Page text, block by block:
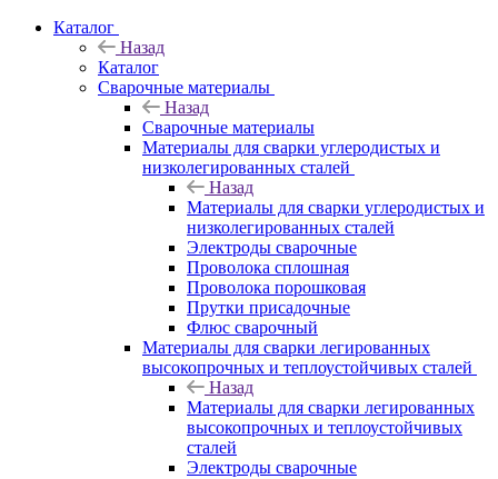
Каталог
Назад
Каталог
Сварочные материалы
Назад
Сварочные материалы
Материалы для сварки углеродистых и
низколегированных сталей
Назад
Материалы для сварки углеродистых и
низколегированных сталей
Электроды сварочные
Проволока сплошная
Проволока порошковая
Прутки присадочные
Флюс сварочный
Материалы для сварки легированных
высокопрочных и теплоустойчивых сталей
Назад
Материалы для сварки легированных
высокопрочных и теплоустойчивых
сталей
Электроды сварочные